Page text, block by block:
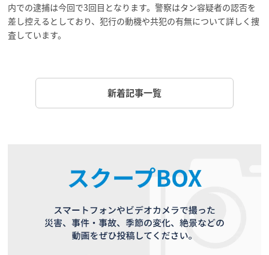
内での逮捕は今回で3回目となります。警察はタン容疑者の認否を
差し控えるとしており、犯行の動機や共犯の有無について詳しく捜
査しています。
新着記事一覧